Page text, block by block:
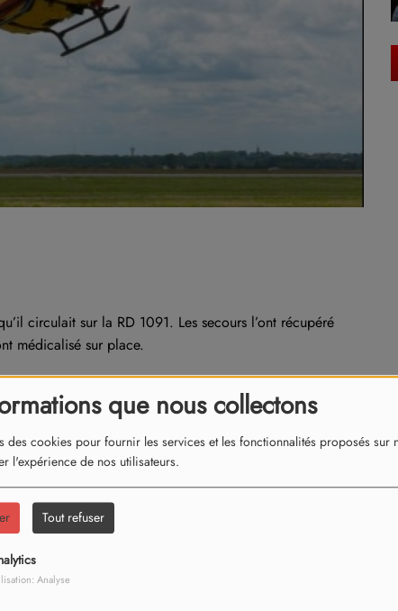
que nous collectons
des cookies pour fournir les services et les fonctionnalités proposés sur
l'expérience de nos utilisateurs.
Tout refuser
Analyse
circulait sur la RD 1091. Les secours l’ont récupéré
médicalisé sur place.
hélicoptère au service déchocage du CHU de